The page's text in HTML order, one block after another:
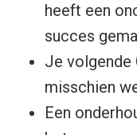
heeft een
succes
Je volgende
misschien
Een